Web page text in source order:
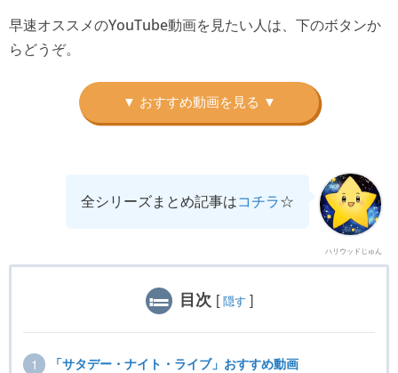
早速オススメのYouTube動画を見たい人は、下のボタンか
らどうぞ。
ハリウッドじゅん
全シリーズまとめ記事はコチラ☆
目次 [ 隠す ]
「サタデー・ナイト・ライブ」おすすめ動画